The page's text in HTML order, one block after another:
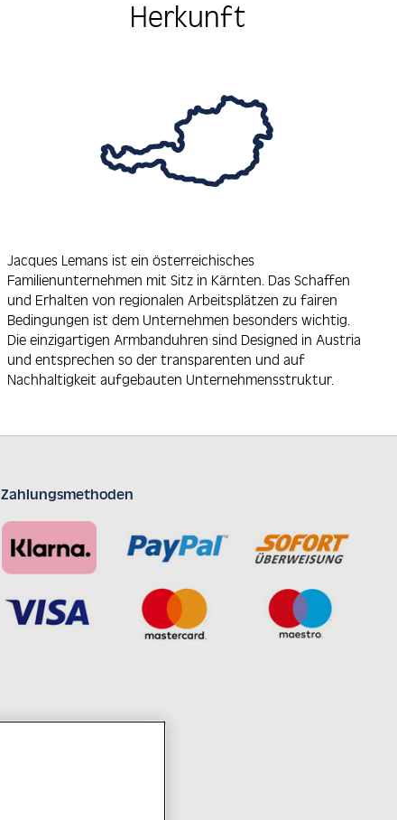
Herkunft
Jacques Lemans ist ein österreichisches
Familienunternehmen mit Sitz in Kärnten. Das Schaffen
und Erhalten von regionalen Arbeitsplätzen zu fairen
Bedingungen ist dem Unternehmen besonders wichtig.
Die einzigartigen Armbanduhren sind Designed in Austria
und entsprechen so der transparenten und auf
Nachhaltigkeit aufgebauten Unternehmensstruktur.
Zahlungsmethoden